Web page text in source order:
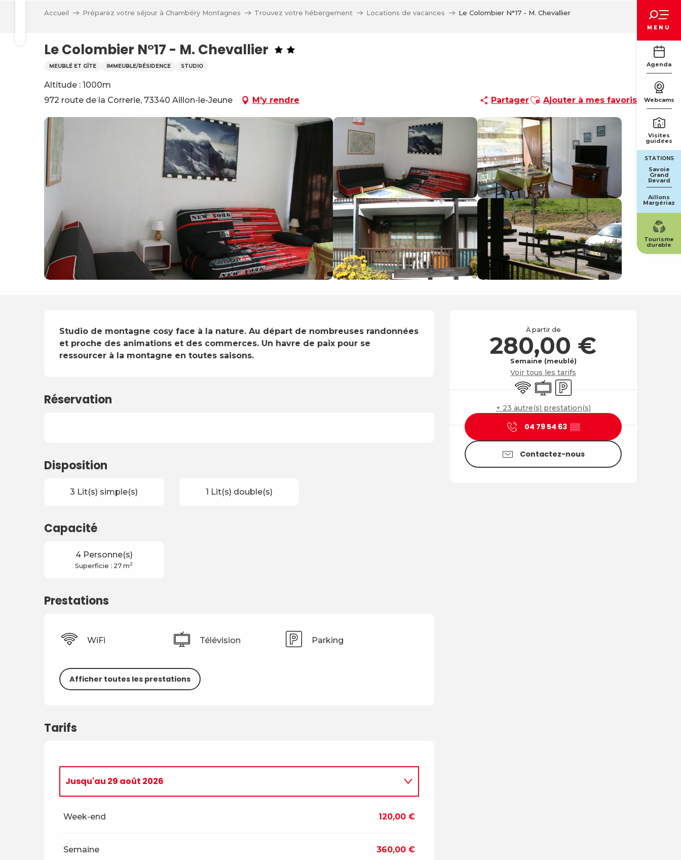
MENU
Agenda
Webcams
Visites
guidées
STATIONS
Savoie
Grand
Revard
Aillons
Margériaz
Tourisme
durable
Accueil Préparez votre séjour à Chambéry Montagnes Trouvez votre hébergement Locations de vacances Le Colombier N°17 - M. Chevallier
Le Colombier N°17 - M. Chevallier
MEUBLÉ ET GÎTE IMMEUBLE/RÉSIDENCE STUDIO
Altitude : 1000m
972 route de la Correrie, 73340 Aillon-le-Jeune
M'y rendre PartagerAjouter aux favoris
Ajouter à mes favoris
Ouverture et
À partir de
280,00 €
Semaine (meublé)
Voir tous les tarifs
WiFi Télévision
Parking
+ 23 autre(s) prestation(s)
04 79 54 63 ▒▒
Contactez-nous
Description
Studio de montagne cosy face à la nature. Au départ de nombreuses randonnées
et proche des animations et des commerces. Un havre de paix pour se
ressourcer à la montagne en toutes saisons.
Réservation
Disposition
3 Lit(s) simple(s) 1 Lit(s) double(s)
Capacité
4 Personne(s)
Superficie : 27 m2
Prestations
WiFi Télévision Parking
Afficher toutes les prestations
Tarifs
Du 5 avril 2026
Jusqu'au 29 août 2026
Week-end 120,00 €
Semaine 360,00 €